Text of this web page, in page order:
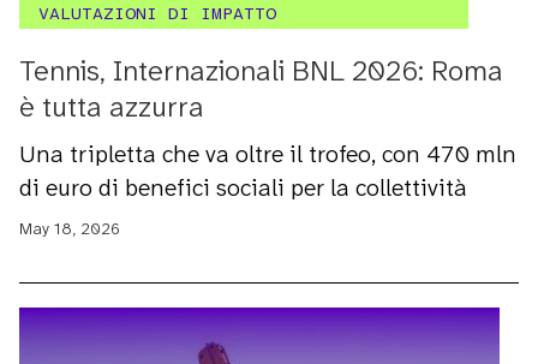
VALUTAZIONI DI IMPATTO
Tennis, Internazionali BNL 2026: Roma
è tutta azzurra
Una tripletta che va oltre il trofeo, con 470 mln
di euro di benefici sociali per la collettività
May 18, 2026